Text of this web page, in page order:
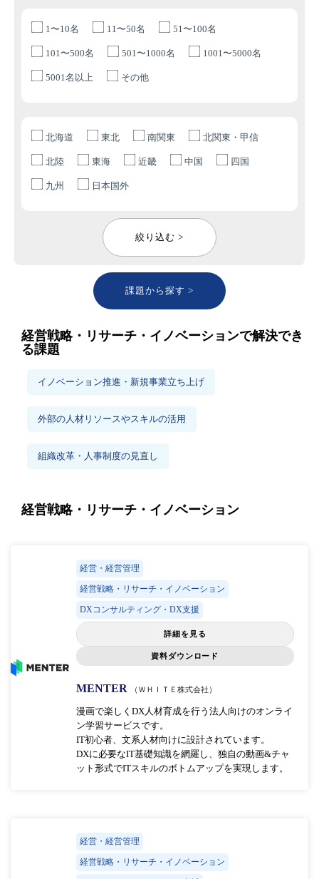
1〜10名 11〜50名 51〜100名
101〜500名 501〜1000名 1001〜5000名
5001名以上 その他
北海道 東北 南関東 北関東・甲信
北陸 東海 近畿 中国 四国
九州 日本国外
絞り込む >
課題から探す >
経営戦略・リサーチ・イノベーションで解決でき
る課題
イノベーション推進・新規事業立ち上げ
外部の人材リソースやスキルの活用
組織改革・人事制度の見直し
経営戦略・リサーチ・イノベーション
経営・経営管理
経営戦略・リサーチ・イノベーション
DXコンサルティング・DX支援
詳細を見る
資料ダウンロード
MENTER （ＷＨＩＴＥ株式会社）
漫画で楽しくDX人材育成を行う法人向けのオンライ
ン学習サービスです。
IT初心者、文系人材向けに設計されています。
DXに必要なIT基礎知識を網羅し、独自の動画&チャ
ット形式でITスキルのボトムアップを実現します。
経営・経営管理
経営戦略・リサーチ・イノベーション